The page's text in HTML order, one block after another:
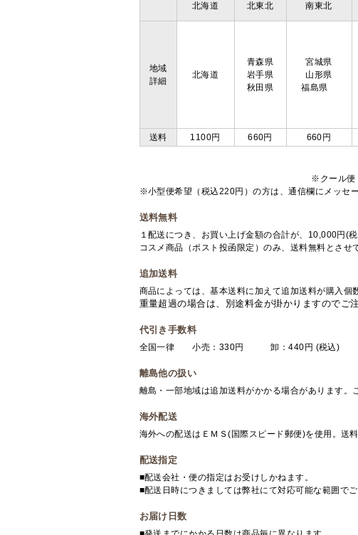
北海道 北東北 南東北
地域
詳細
北海道
青森県
岩手県
秋田県
宮城県
山形県
福島県
送料 1100円 660円 660円
※クール便
※小型便希望（税込220円）の方は、通信欄にメッセ
送料無料
１配送につき、お買い上げ金額の合計が、10,000円(
コスメ商品（ポスト投函限定）のみ、送料無料とさせ
追加送料
商品によっては、基本送料に加えて追加送料が購入個
重量超過の場合は、別途料金が掛かりますのでご
代引き手数料
全国一律 小売：330円 卸：440円 (税込)
離島他の扱い
離島・一部地域は追加送料がかかる場合があります。
海外配送
海外への配送はＥＭＳ(国際スピード郵便)を使用。送
配送指定
■配送会社・便の指定はお受けしかねます。
■配送日時につきましては弊社にて対応可能な範囲で
お届け日数